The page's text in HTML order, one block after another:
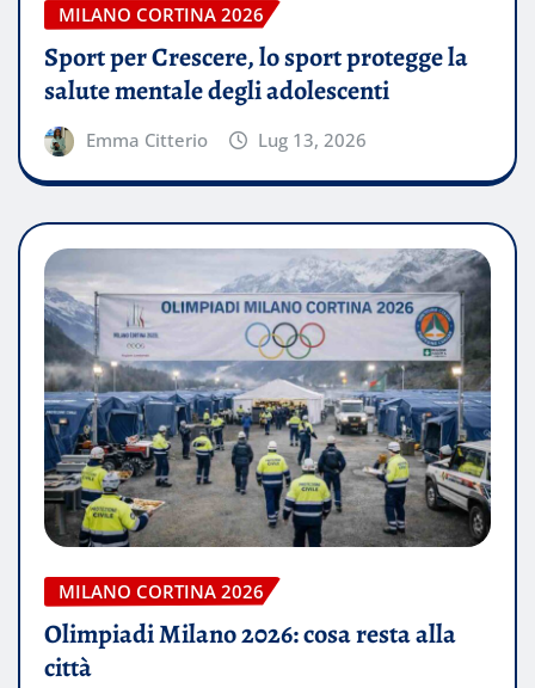
MILANO CORTINA 2026
Sport per Crescere, lo sport protegge la
salute mentale degli adolescenti
Emma Citterio Lug 13, 2026
MILANO CORTINA 2026
Olimpiadi Milano 2026: cosa resta alla
città